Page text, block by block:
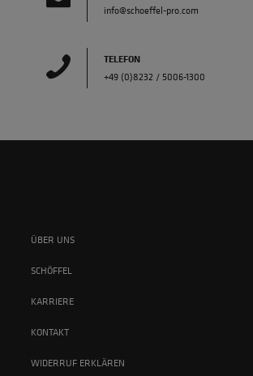
info@schoeffel-pro.com
TELEFON
+49 (0)8232 / 5006-1300
ÜBER UNS
SCHÖFFEL
KARRIERE
KONTAKT
WIDERRUF ERKLÄREN